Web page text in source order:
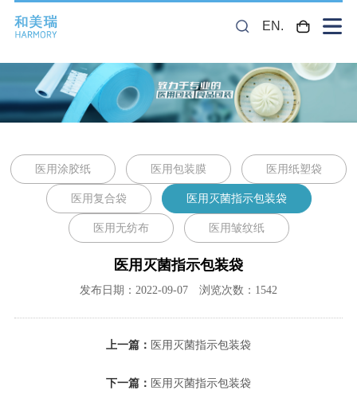
EN.
医用涂胶纸 医用包装膜 医用纸塑袋
医用复合袋 医用灭菌指示包装袋
医用无纺布 医用皱纹纸
医用灭菌指示包装袋
发布日期：2022-09-07 浏览次数：1542
上一篇： 医用灭菌指示包装袋
下一篇： 医用灭菌指示包装袋